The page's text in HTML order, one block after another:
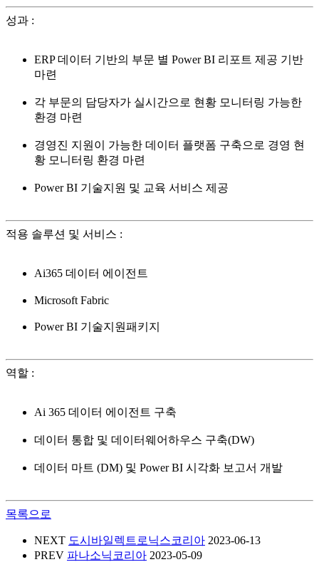
성과 :
ERP 데이터 기반의 부문 별 Power BI 리포트 제공 기반
마련
각 부문의 담당자가 실시간으로 현황 모니터링 가능한
환경 마련
경영진 지원이 가능한 데이터 플랫폼 구축으로 경영 현
황 모니터링 환경 마련
Power BI 기술지원 및 교육 서비스 제공
적용 솔루션 및 서비스 :
Ai365 데이터 에이전트
Microsoft Fabric
Power BI 기술지원패키지
역할 :
Ai 365 데이터 에이전트 구축
데이터 통합 및 데이터웨어하우스 구축(DW)
데이터 마트 (DM) 및 Power BI 시각화 보고서 개발
목록으로
NEXT 도시바일렉트로닉스코리아 2023-06-13
PREV 파나소닉코리아 2023-05-09